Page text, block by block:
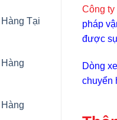
Tại
Công
pháp
được
Dòng
chuyển